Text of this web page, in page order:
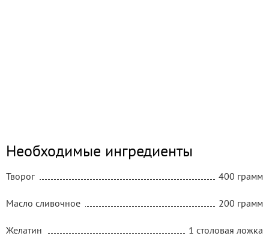
Необходимые ингредиенты
Творог 400 грамм
Масло сливочное 200 грамм
Желатин 1 столовая ложка